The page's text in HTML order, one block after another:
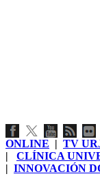
ONLINE
TV
CLÍNICA
INNOVACIÓN